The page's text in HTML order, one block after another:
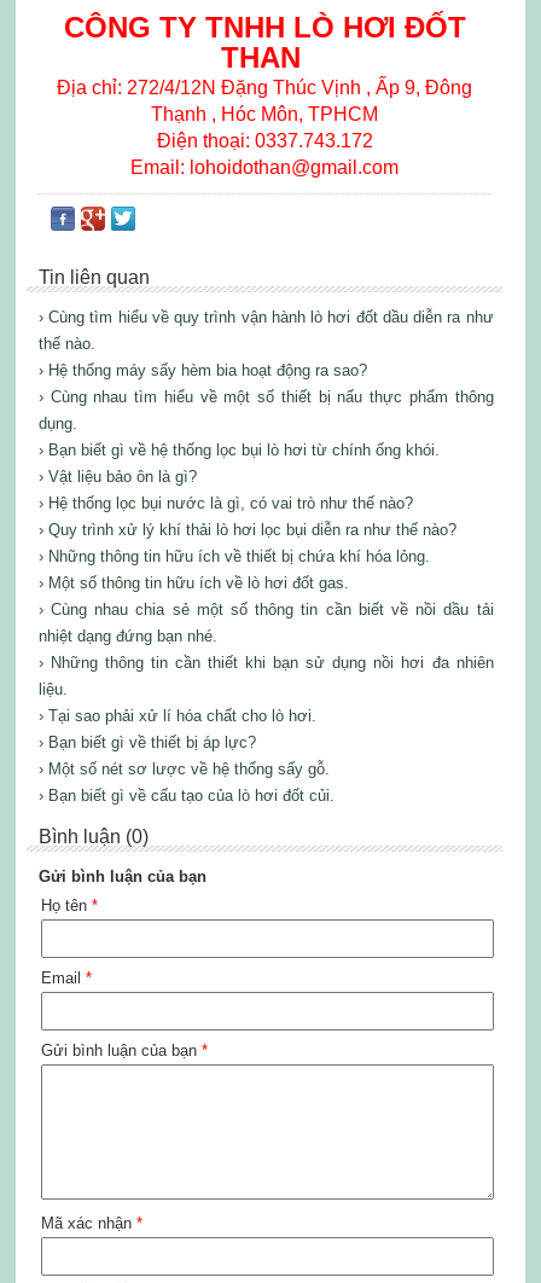
CÔNG TY TNHH LÒ HƠI ĐỐT
THAN
Địa chỉ: 272/4/12N Đặng Thúc Vịnh , Ấp 9, Đông
Thạnh , Hóc Môn, TPHCM
Điện thoại: 0337.743.172
Email: lohoidothan@gmail.com
Tin liên quan
› Cùng tìm hiểu về quy trình vận hành lò hơi đốt dầu diễn ra như
thế nào.
› Hệ thống máy sấy hèm bia hoạt động ra sao?
› Cùng nhau tìm hiểu về một số thiết bị nấu thực phẩm thông
dụng.
› Bạn biết gì về hệ thống lọc bụi lò hơi từ chính ống khói.
› Vật liệu bảo ôn là gì?
› Hệ thống lọc bụi nước là gì, có vai trò như thế nào?
› Quy trình xử lý khí thải lò hơi lọc bụi diễn ra như thế nào?
› Những thông tin hữu ích về thiết bị chứa khí hóa lỏng.
› Một số thông tin hữu ích về lò hơi đốt gas.
› Cùng nhau chia sẻ một số thông tin cần biết về nồi dầu tải
nhiệt dạng đứng bạn nhé.
› Những thông tin cần thiết khi bạn sử dụng nồi hơi đa nhiên
liệu.
› Tại sao phải xử lí hóa chất cho lò hơi.
› Bạn biết gì về thiết bị áp lực?
› Một số nét sơ lược về hệ thống sấy gỗ.
› Bạn biết gì về cấu tạo của lò hơi đốt củi.
Bình luận (0)
Gửi bình luận của bạn
Họ tên *
Email *
Gửi bình luận của bạn *
Mã xác nhận *